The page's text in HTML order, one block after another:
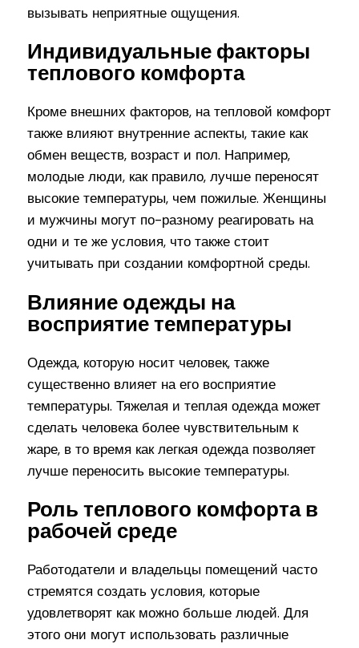
вызывать неприятные ощущения.
Индивидуальные факторы
теплового комфорта
Кроме внешних факторов, на тепловой комфорт
также влияют внутренние аспекты, такие как
обмен веществ, возраст и пол. Например,
молодые люди, как правило, лучше переносят
высокие температуры, чем пожилые. Женщины
и мужчины могут по-разному реагировать на
одни и те же условия, что также стоит
учитывать при создании комфортной среды.
Влияние одежды на
восприятие температуры
Одежда, которую носит человек, также
существенно влияет на его восприятие
температуры. Тяжелая и теплая одежда может
сделать человека более чувствительным к
жаре, в то время как легкая одежда позволяет
лучше переносить высокие температуры.
Роль теплового комфорта в
рабочей среде
Работодатели и владельцы помещений часто
стремятся создать условия, которые
удовлетворят как можно больше людей. Для
этого они могут использовать различные